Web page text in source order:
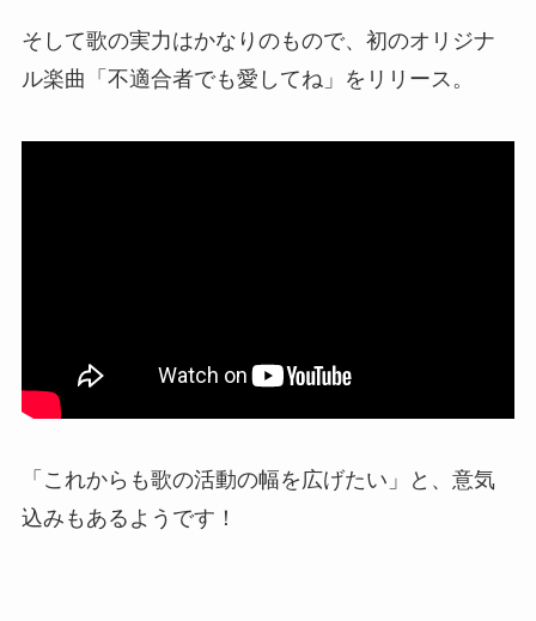
そして歌の実力はかなりのもので、初のオリジナ
ル楽曲「不適合者でも愛してね」をリリース。
「これからも歌の活動の幅を広げたい」と、意気
込みもあるようです！